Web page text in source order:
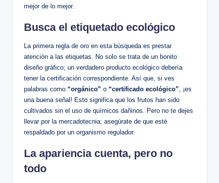
mejor de lo mejor.
Busca el etiquetado ecológico
La primera regla de oro en esta búsqueda es prestar
atención a las etiquetas. No solo se trata de un bonito
diseño gráfico; un verdadero producto ecológico debería
tener la certificación correspondiente. Así que, si ves
palabras como “orgánico” o “certificado ecológico”, ¡es
una buena señal! Esto significa que los frutos han sido
cultivados sin el uso de químicos dañinos. Pero no te dejes
llevar por la mercadotecnia; asegúrate de que esté
respaldado por un organismo regulador.
La apariencia cuenta, pero no
todo